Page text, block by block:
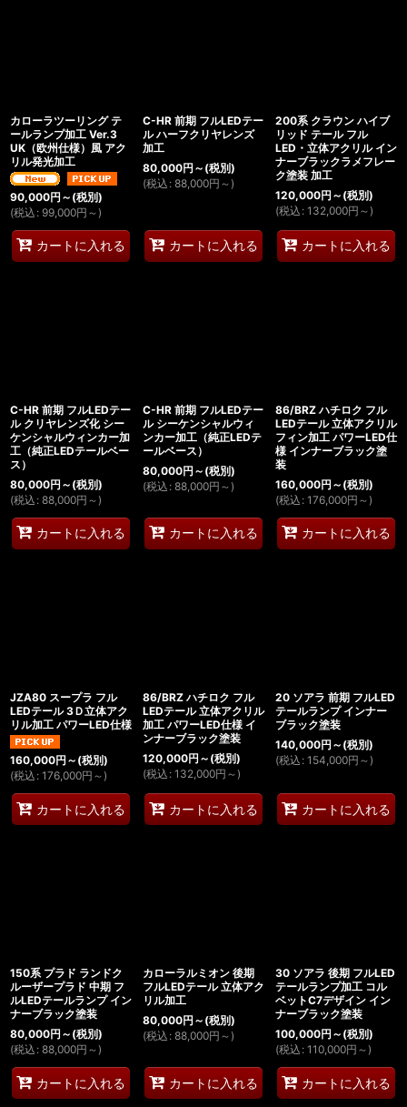
カローラツーリング テ
ールランプ加工 Ver.3
UK（欧州仕様）風 アク
リル発光加工
90,000円 ～ (税別)
(税込 : 99,000円 ～)
カートに入れる
C-HR 前期 フルLEDテー
ル ハーフクリヤレンズ
加工
80,000円 ～ (税別)
(税込 : 88,000円 ～)
カートに入れる
200系 クラウン ハイブ
リッド テール フル
LED・立体アクリル イン
ナーブラックラメフレー
ク塗装 加工
120,000円 ～ (税別)
(税込 : 132,000円 ～)
カートに入れる
C-HR 前期 フルLEDテー
ル クリヤレンズ化 シー
ケンシャルウィンカー加
工（純正LEDテールベー
ス）
80,000円 ～ (税別)
(税込 : 88,000円 ～)
カートに入れる
C-HR 前期 フルLEDテー
ル シーケンシャルウィ
ンカー加工（純正LEDテ
ールベース）
80,000円 ～ (税別)
(税込 : 88,000円 ～)
カートに入れる
86/BRZ ハチロク フル
LEDテール 立体アクリル
フィン加工 パワーLED仕
様 インナーブラック塗
装
160,000円 ～ (税別)
(税込 : 176,000円 ～)
カートに入れる
JZA80 スープラ フル
LEDテール 3Ｄ立体アク
リル加工 パワーLED仕様
160,000円 ～ (税別)
(税込 : 176,000円 ～)
カートに入れる
86/BRZ ハチロク フル
LEDテール 立体アクリル
加工 パワーLED仕様 イ
ンナーブラック塗装
120,000円 ～ (税別)
(税込 : 132,000円 ～)
カートに入れる
20 ソアラ 前期 フルLED
テールランプ インナー
ブラック塗装
140,000円 ～ (税別)
(税込 : 154,000円 ～)
カートに入れる
150系 プラド ランドク
ルーザープラド 中期 フ
ルLEDテールランプ イン
ナーブラック塗装
80,000円 ～ (税別)
(税込 : 88,000円 ～)
カートに入れる
カローラルミオン 後期
フルLEDテール 立体アク
リル加工
80,000円 ～ (税別)
(税込 : 88,000円 ～)
カートに入れる
30 ソアラ 後期 フルLED
テールランプ加工 コル
ベットC7デザイン イン
ナーブラック塗装
100,000円 ～ (税別)
(税込 : 110,000円 ～)
カートに入れる